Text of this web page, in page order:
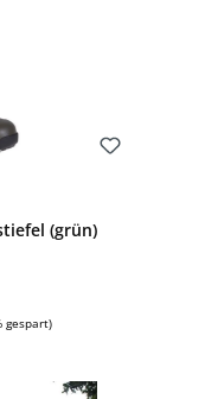
(grün)
gespart)